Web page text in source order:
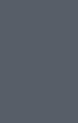
06/08/2026